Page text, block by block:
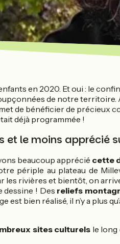
en 2020. Et oui : le
de notre
de bénéficier de
déjà programmée !
et le moins apprécié
beaucoup apprécié cette
périple au plateau de
les rivières et bientôt, on
dessine ! Des reliefs
est bien réalisé, il n’y a plus
sites culturels le long